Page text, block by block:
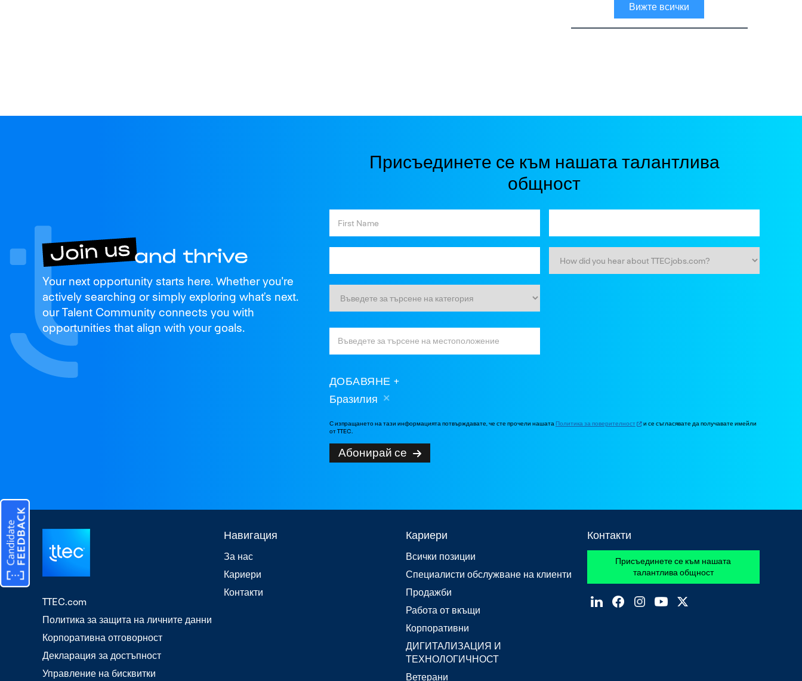
Вижте всички
Join us
and thrive
Your next opportunity starts here. Whether you're
actively searching or simply exploring what’s next.
our Talent Community connects you with
opportunities that align with your goals.
Присъединете се към нашата талантлива
общност
ДОБАВЯНЕ
Бразилия
С изпращането на тази информацията потвърждавате, че сте прочели нашата Политика за поверителност
и се съгласявате да получавате имейли
от TTEC.
Абонирай се
TTEC.com
Политика за защита на личните данни
Корпоративна отговорност
Декларация за достъпност
Управление на бисквитки
Навигация
За нас
Кариери
Контакти
Кариери
Всички позиции
Специалисти обслужване на клиенти
Продажби
Работа от вкъщи
Корпоративни
ДИГИТАЛИЗАЦИЯ И
ТЕХНОЛОГИЧНОСТ
Ветерани
Контакти
Присъединете се към нашата
талантлива общност